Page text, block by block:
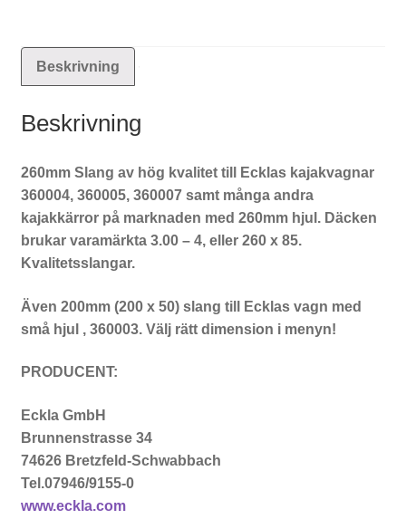
Beskrivning
Beskrivning
260mm Slang av hög kvalitet till Ecklas kajakvagnar
360004, 360005, 360007 samt många andra
kajakkärror på marknaden med 260mm hjul. Däcken
brukar varamärkta 3.00 – 4, eller 260 x 85.
Kvalitetsslangar.
Även 200mm (200 x 50) slang till Ecklas vagn med
små hjul , 360003. Välj rätt dimension i menyn!
PRODUCENT:
Eckla GmbH
Brunnenstrasse 34
74626 Bretzfeld-Schwabbach
Tel.07946/9155-0
www.eckla.com